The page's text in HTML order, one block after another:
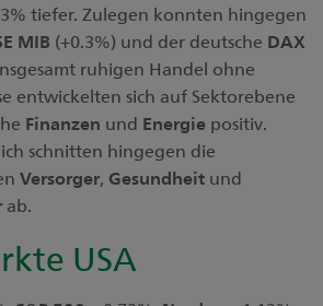
tiefer. Zulegen konnten hingegen
MIB (+0.3%) und der deutsche DAX
ruhigen Handel ohne
entwickelten sich auf Sektorebene
Finanzen und Energie positiv.
schnitten hingegen die
Versorger, Gesundheit und
ab.
USA